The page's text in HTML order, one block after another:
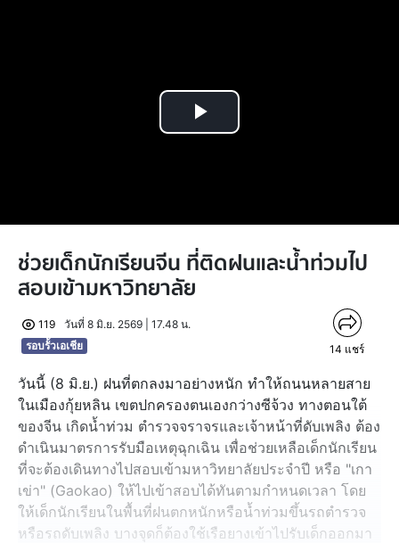
Play
ช่วยเด็กนักเรียนจีน ที่ติดฝนและน้ำท่วมไป
สอบเข้ามหาวิทยาลัย
119
วันที่ 8 มิ.ย. 2569 | 17.48 น.
รอบรั้วเอเชีย
14 แชร์
วันนี้ (8 มิ.ย.) ฝนที่ตกลงมาอย่างหนัก ทำให้ถนนหลายสาย
ในเมืองกุ้ยหลิน เขตปกครองตนเองกว่างซีจ้วง ทางตอนใต้
ของจีน เกิดน้ำท่วม ตำรวจจราจรและเจ้าหน้าที่ดับเพลิง ต้อง
ดำเนินมาตรการรับมือเหตุฉุกเฉิน เพื่อช่วยเหลือเด็กนักเรียน
ที่จะต้องเดินทางไปสอบเข้ามหาวิทยาลัยประจำปี หรือ "เกา
เข่า" (Gaokao) ให้ไปเข้าสอบได้ทันตามกำหนดเวลา โดย
ให้เด็กนักเรียนในพื้นที่ฝนตกหนักหรือน้ำท่วมขึ้นรถตำรวจ
หรือรถดับเพลิง บางจุดก็ต้องใช้เรือยางเข้าไปรับเด็กออกมา